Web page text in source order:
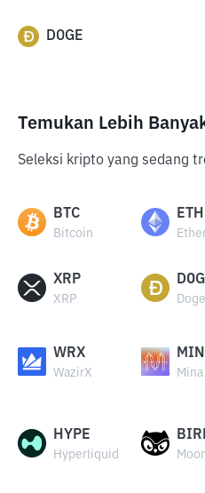
DOGE
Temukan Lebih
Seleksi kripto yang sedang
BTC
Bitcoin
ETH
XRP
XRP
WRX
WazirX Mina
HYPE
Hyperliquid